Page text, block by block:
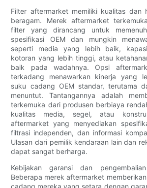
Filter aftermarket memiliki kualitas dan
beragam. Merek aftermarket
filter yang dirancang untuk
spesifikasi OEM dan mungkin
seperti media yang lebih baik,
kotoran yang lebih tinggi, atau
baik pada wadahnya. Opsi
terkadang menawarkan kinerja yang
suku cadang OEM standar, terutama
menuntut. Tantangannya adalah
terkemuka dari produsen berbiaya
kualitas media, segel, atau
aftermarket yang menyediakan
filtrasi independen, dan informasi
Ulasan dari pemilik kendaraan lain dan
dapat sangat berharga.
Kebijakan garansi dan
Beberapa merek aftermarket